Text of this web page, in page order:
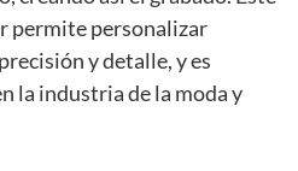
permite personalizar
y detalle, y es
la industria de la moda y